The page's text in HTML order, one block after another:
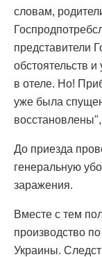
словам,
представители
обстоятельств
в отеле. Но!
уже была
До приезда
генеральную
заражения.
Вместе с тем
производство
Украины.